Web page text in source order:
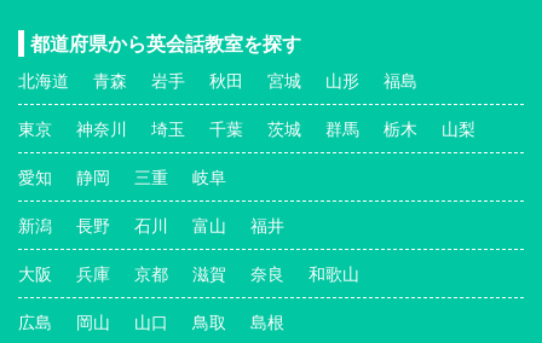
都道府県から英会話教室を探す
北海道 青森 岩手 秋田 宮城 山形 福島
東京 神奈川 埼玉 千葉 茨城 群馬 栃木 山梨
愛知 静岡 三重 岐阜
新潟 長野 石川 富山 福井
大阪 兵庫 京都 滋賀 奈良 和歌山
広島 岡山 山口 鳥取 島根